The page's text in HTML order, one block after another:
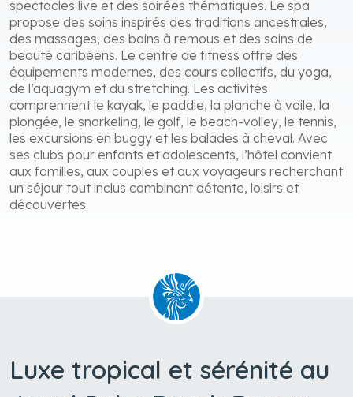
à la carte mettant en valeur les produits locaux. Les
bars accueillent les visiteurs avec des cocktails, des
spectacles live et des soirées thématiques. Le spa
propose des soins inspirés des traditions ancestrales,
des massages, des bains à remous et des soins de
beauté caribéens. Le centre de fitness offre des
équipements modernes, des cours collectifs, du yoga,
de l’aquagym et du stretching. Les activités
comprennent le kayak, le paddle, la planche à voile, la
plongée, le snorkeling, le golf, le beach-volley, le tennis,
les excursions en buggy et les balades à cheval. Avec
ses clubs pour enfants et adolescents, l’hôtel convient